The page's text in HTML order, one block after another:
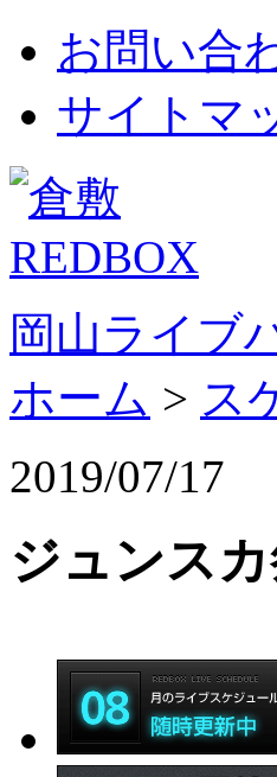
お問い合
サイトマ
岡山ライブ
ホーム > ス
2019/07/17
ジュンスカ